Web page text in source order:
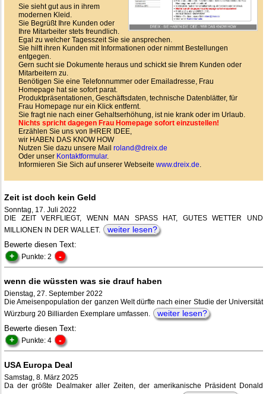
Sie sieht gut aus in ihrem
modernen Kleid.
Sie Begrüßt Ihre Kunden oder
Ihre Mitarbeiter stets freundlich.
Egal zu welcher Tagesszeit Sie sie ansprechen.
Sie hilft ihren Kunden mit Informationen oder nimmt Bestellungen
entgegen.
Gern sucht sie Dokumente heraus und schickt sie Ihrem Kunden oder
Mitarbeitern zu.
Benötigen Sie eine Telefonnummer oder Emailadresse, Frau
Homepage hat sie sofort parat.
Produktpräsentationen, Geschäftsdaten, technische Datenblätter, für
Frau Homepage nur ein Klick entfernt.
Sie fragt nie nach einer Gehaltserhöhung, ist nie krank oder im Urlaub.
Nichts spricht dagegen Frau Homepage sofort einzustellen!
Erzählen Sie uns von IHRER IDEE,
wir HABEN DAS KNOW HOW
Nutzen Sie dazu unsere Mail roland@dreix.de
Oder unser Kontaktformular.
Informieren Sie Sich auf unserer Webseite www.dreix.de.
Zeit ist doch kein Geld
Sonntag, 17. Juli 2022
DIE ZEIT VERFLIEGT, WENN MAN SPASS HAT, GUTES WETTER UND
MILLIONEN IN DER WALLET.
weiter lesen?
Bewerte diesen Text:
+ Punkte: 2 -
wenn die wüssten was sie drauf haben
Dienstag, 27. September 2022
Die Ameisenpopulation der ganzen Welt dürfte nach einer Studie der Universität
Würzburg 20 Billiarden Exemplare umfassen.
weiter lesen?
Bewerte diesen Text:
+ Punkte: 4 -
USA Europa Deal
Samstag, 8. März 2025
Da der größte Dealmaker aller Zeiten, der amerikanische Präsident Donald